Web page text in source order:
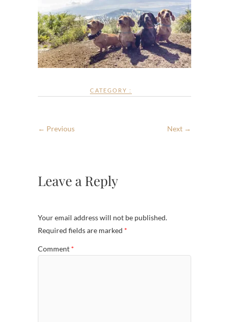
CATEGORY :
← Previous Next →
Leave a Reply
Your email address will not be published.
Required fields are marked *
Comment *